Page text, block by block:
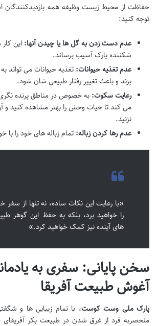
حفاظت از محیط زیست وظیفه همه بازدیدکنندگان
توجه کنید:
عدم دست زدن به گل ها یا چیدن آنها: این
شکننده پارک آسیب برساند.
عدم تغذیه حیوانات: تغذیه حیوانات می تواند
بزند و باعث تغییر رفتار طبیعی شان شود.
رعایت سکوت: به خصوص در مناطق پرنده
می کند تا حیات وحش را بهتر مشاهده کنید و
نزنید.
عدم رها کردن زباله: تمام زباله های خود را با
«با رعایت این نکات ساده، نه تنها از سفر
را خواهید برد، بلکه به حفظ این گوهر
های آینده نیز کمک خواهید کرد.»
سخن پایانی: سفری به
آغوش طبیعت آفریقا
پارک ملی وست کوست، با تمام زیبایی ها و
منحصربه فرد از غرق شدن در طبیعت بکر آفریقای